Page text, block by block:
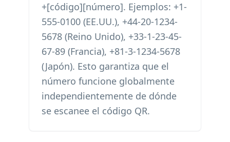
+[código][número]. Ejemplos: +1-
555-0100 (EE.UU.), +44-20-1234-
5678 (Reino Unido), +33-1-23-45-
67-89 (Francia), +81-3-1234-5678
(Japón). Esto garantiza que el
número funcione globalmente
independientemente de dónde
se escanee el código QR.